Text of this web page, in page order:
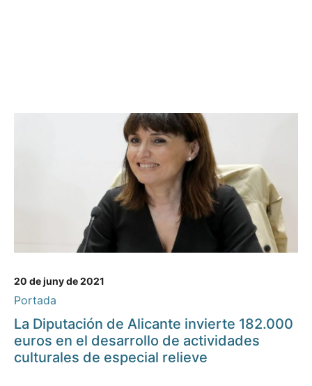
20 de juny de 2021
Portada
La Diputación de Alicante invierte 182.000
euros en el desarrollo de actividades
culturales de especial relieve